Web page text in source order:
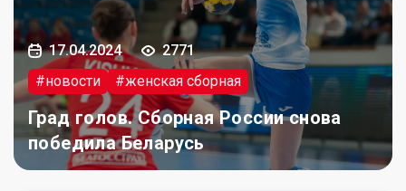
17.04.2024
2771
#новости
#женская сборная
Град голов. Сборная России снова
победила Беларусь